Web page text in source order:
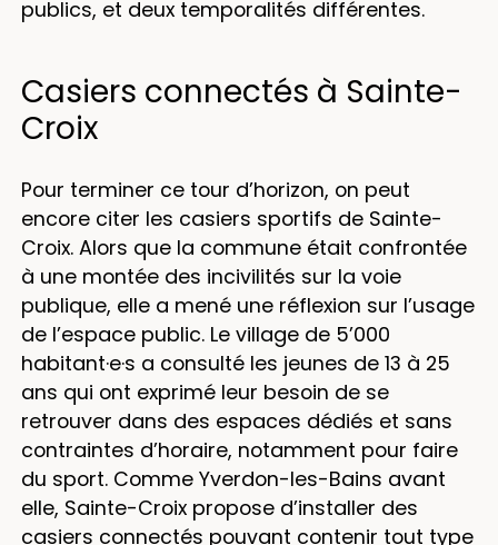
publics, et deux temporalités différentes.
Casiers connectés à Sainte-
Croix
Pour terminer ce tour d’horizon, on peut
encore citer les casiers sportifs de Sainte-
Croix. Alors que la commune était confrontée
à une montée des incivilités sur la voie
publique, elle a mené une réflexion sur l’usage
de l’espace public. Le village de 5’000
habitant·e·s a consulté les jeunes de 13 à 25
ans qui ont exprimé leur besoin de se
retrouver dans des espaces dédiés et sans
contraintes d’horaire, notamment pour faire
du sport. Comme Yverdon-les-Bains avant
elle, Sainte-Croix propose d’installer des
casiers connectés pouvant contenir tout type